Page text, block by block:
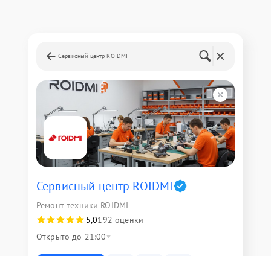
Сервисный центр ROIDMI
Сервисный центр ROIDMI
Ремонт техники ROIDMI
5,0192 оценки
Открыто до 21:00